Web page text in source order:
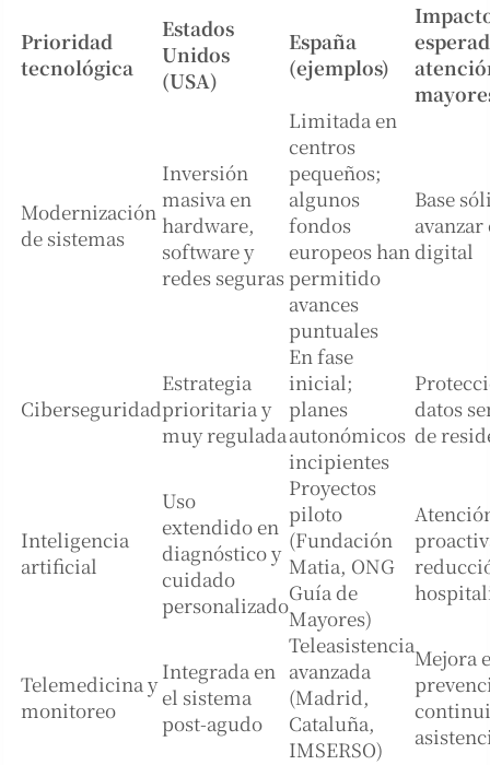
Prioridad
tecnológica
Estados
Unidos
(USA)
España
(ejemplos)
Modernización
de sistemas
Inversión
masiva en
hardware,
software y
redes seguras
Limitada en
centros
pequeños;
algunos
fondos
europeos han
permitido
avances
puntuales
Base
digital
Ciberseguridad
Estrategia
prioritaria y
muy regulada
En fase
inicial;
planes
autonómicos
incipientes
datos
de
Inteligencia
artificial
Uso
extendido en
diagnóstico y
cuidado
personalizado
Proyectos
piloto
(Fundación
Matia, ONG
Guía de
Mayores)
Telemedicina y
monitoreo
Integrada en
el sistema
post-agudo
Teleasistencia
avanzada
(Madrid,
Cataluña,
IMSERSO)
Mejora